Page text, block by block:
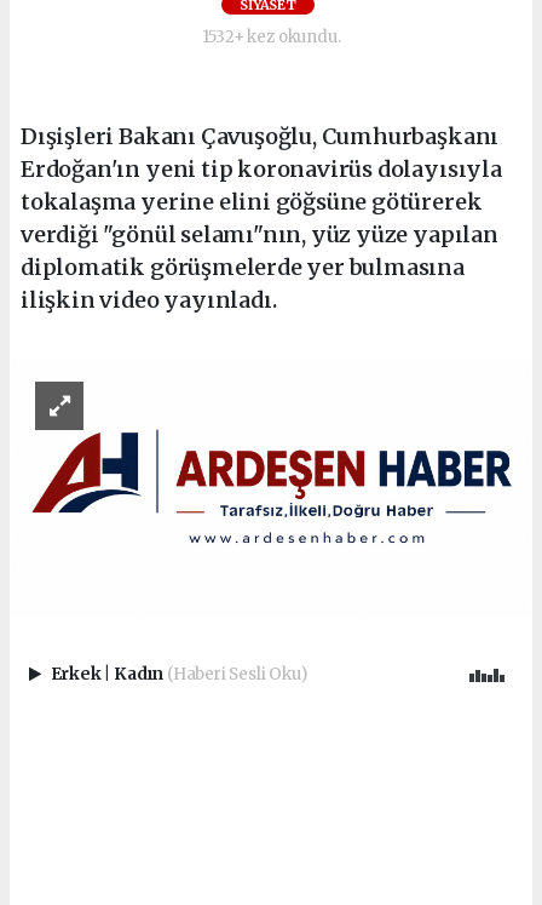
SİYASET
1532+ kez okundu.
Dışişleri Bakanı Çavuşoğlu, Cumhurbaşkanı
Erdoğan'ın yeni tip koronavirüs dolayısıyla
tokalaşma yerine elini göğsüne götürerek
verdiği "gönül selamı"nın, yüz yüze yapılan
diplomatik görüşmelerde yer bulmasına
ilişkin video yayınladı.
Erkek Kadın (Haberi Sesli Oku)